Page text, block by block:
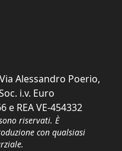
Alessandro Poerio,
i.v. Euro
e REA VE-454332
riservati. È
con qualsiasi